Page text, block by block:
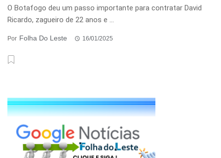
O Botafogo deu um passo importante para contratar David
Ricardo, zagueiro de 22 anos e ...
Por Folha Do Leste 16/01/2025